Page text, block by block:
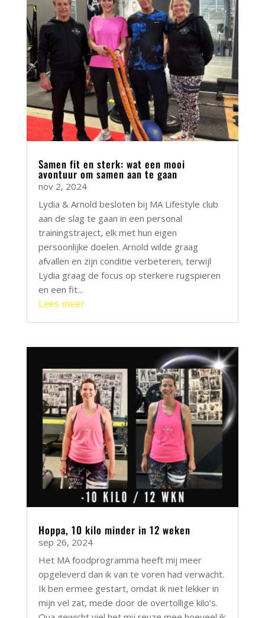
Samen fit en sterk: wat een mooi
avontuur om samen aan te gaan
nov 2, 2024
Lydia & Arnold besloten bij MA Lifestyle club
aan de slag te gaan in een personal
trainingstraject, elk met hun eigen
persoonlijke doelen. Arnold wilde graag
afvallen en zijn conditie verbeteren, terwijl
Lydia graag de focus op sterkere rugspieren
en een fit...
Lees meer
Hoppa, 10 kilo minder in 12 weken
sep 26, 2024
Het MA foodprogramma heeft mij meer
opgeleverd dan ik van te voren had verwacht.
Ik ben ermee gestart, omdat ik niet lekker in
mijn vel zat, mede door de overtollige kilo’s.